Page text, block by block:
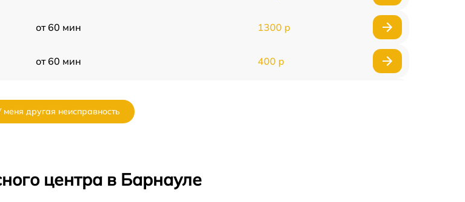
от 60 мин 1300 р
от 60 мин 400 р
меня другая неисправность
центра в Барнауле